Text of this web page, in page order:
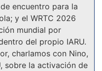
encuentro para la
y el WRTC 2026
mundial por
del propio IARU.
charlamos con Nino,
sobre la activación de